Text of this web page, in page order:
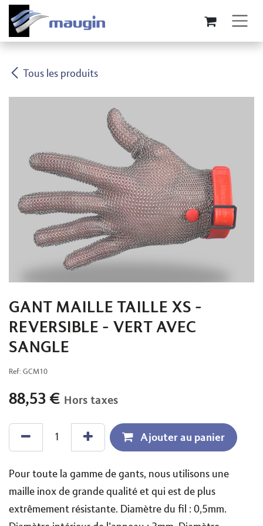
Se rendre au contenu
Tous les produits
GANT MAILLE TAILLE XS -
REVERSIBLE - VERT AVEC
SANGLE
Ref: GCM10
88,53 € Hors taxes
Ajouter au panier
Pour toute la gamme de gants, nous utilisons une
maille inox de grande qualité et qui est de plus
extrêmement résistante. Diamètre du fil : 0,5mm.